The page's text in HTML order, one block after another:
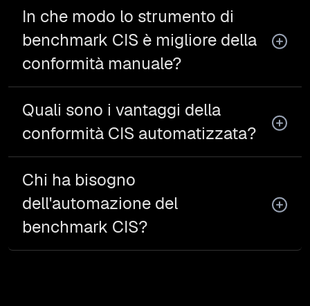
In che modo lo strumento di
benchmark CIS è migliore della
conformità manuale?
Quali sono i vantaggi della
conformità CIS automatizzata?
Chi ha bisogno
dell'automazione del
benchmark CIS?